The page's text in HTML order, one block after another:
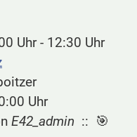
Uhr - 12:30 Uhr
Uhr
E42_admin :: 🎯